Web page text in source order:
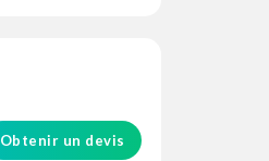
Obtenir un devis